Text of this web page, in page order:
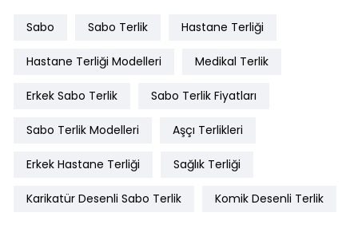
Sabo Sabo Terlik Hastane Terliği
Hastane Terliği Modelleri Medikal Terlik
Erkek Sabo Terlik Sabo Terlik Fiyatları
Sabo Terlik Modelleri Aşçı Terlikleri
Erkek Hastane Terliği Sağlık Terliği
Karikatür Desenli Sabo Terlik Komik Desenli Terlik